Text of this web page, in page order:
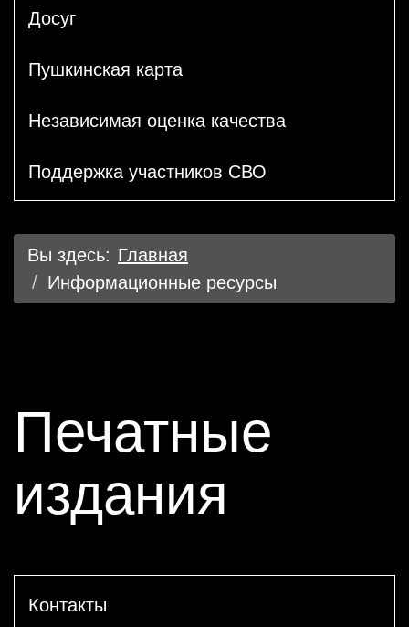
Досуг
Пушкинская карта
Независимая оценка качества
Поддержка участников СВО
Вы здесь: Главная
Информационные ресурсы
Печатные
издания
Контакты